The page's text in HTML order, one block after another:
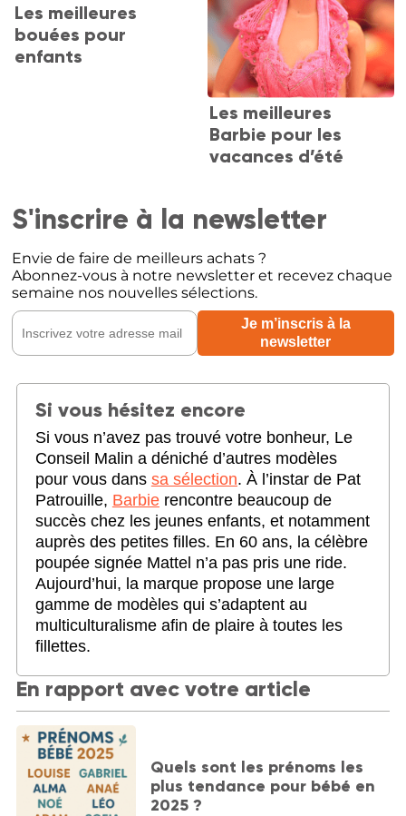
Les meilleures
bouées pour
enfants
Les meilleures
Barbie pour les
vacances d’été
S'inscrire à la newsletter
Envie de faire de meilleurs achats ?
Abonnez-vous à notre newsletter et recevez chaque
semaine nos nouvelles sélections.
Si vous hésitez encore
Si vous n’avez pas trouvé votre bonheur, Le
Conseil Malin a déniché d’autres modèles
pour vous dans sa sélection. À l’instar de Pat
Patrouille, Barbierencontre beaucoup de
succès chez les jeunes enfants, et notamment
auprès des petites filles. En 60 ans, la célèbre
poupée signée Mattel n’a pas pris une ride.
Aujourd’hui, la marque propose une large
gamme de modèles qui s’adaptent au
multiculturalisme afin de plaire à toutes les
fillettes.
En rapport avec votre article
Quels sont les prénoms les
plus tendance pour bébé en
2025 ?